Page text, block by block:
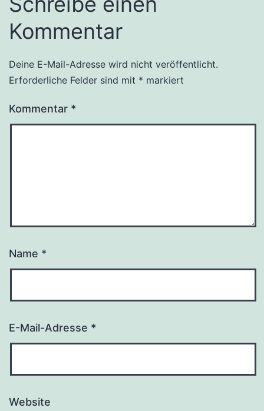
Kommentar
Deine E-Mail-Adresse wird nicht veröffentlicht.
Erforderliche Felder sind mit * markiert
Kommentar *
Name *
E-Mail-Adresse *
Website
Alternative: